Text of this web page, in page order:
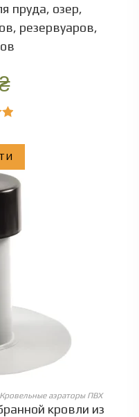
пруда, озер,
резервуаров,
Кровельные аэраторы ПВХ
кровли из